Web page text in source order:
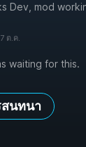
Dev, mod
7 ต.ค.
waiting for this.
สนทนา